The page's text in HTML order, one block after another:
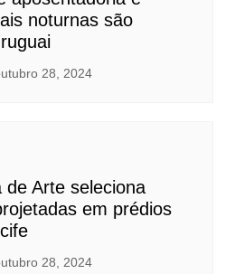
noturnas são
28, 2024
de Arte seleciona
em prédios
28, 2024